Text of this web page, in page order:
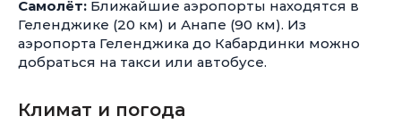
Самолёт: Ближайшие аэропорты находятся в
Геленджике (20 км) и Анапе (90 км). Из
аэропорта Геленджика до Кабардинки можно
добраться на такси или автобусе.
Климат и погода